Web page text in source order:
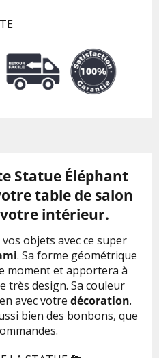
Statue Éléphant
table de salon
intérieur.
objets avec ce super
. Sa forme géométrique
moment et apportera à
très design. Sa couleur
avec votre décoration.
bien des bonbons, que